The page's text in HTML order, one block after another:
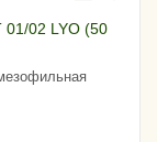
01/02 LYO (50